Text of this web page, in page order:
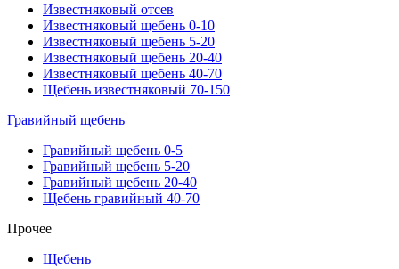
Известняковый отсев
Известняковый щебень 0-10
Известняковый щебень 5-20
Известняковый щебень 20-40
Известняковый щебень 40-70
Щебень известняковый 70-150
Гравийный щебень
Гравийный щебень 0-5
Гравийный щебень 5-20
Гравийный щебень 20-40
Щебень гравийный 40-70
Прочее
Щебень